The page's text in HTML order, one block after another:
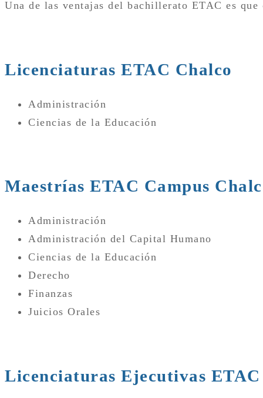
Una de las ventajas del bachillerato ETAC es
Licenciaturas ETAC Chalco
Administración
Ciencias de la Educación
Maestrías ETAC Campus
Administración
Administración del Capital Humano
Ciencias de la Educación
Derecho
Finanzas
Juicios Orales
Licenciaturas Ejecutivas